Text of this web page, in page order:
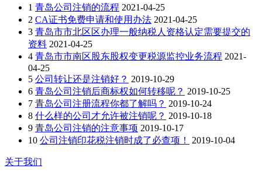
1 青岛公司注销的流程 2021-04-25
2 CA证书免费申请和使用办法 2021-04-25
3 青岛市市北区区办理一般纳税人资格认定需要提交的
资料 2021-04-25
4 青岛市市南区股东股权变更税源监控业务流程 2021-
04-25
5 公司转让还是注销好？ 2019-10-29
6 青岛公司注销后商标权如何转移呢？ 2019-10-25
7 青岛公司注册流程你都了解吗？ 2019-10-24
8 什么样的公司才允许被注销呢？ 2019-10-18
9 青岛公司注销的注意事项 2019-10-17
10 公司注销印花税注销时成了必查项！ 2019-10-04
关于我们